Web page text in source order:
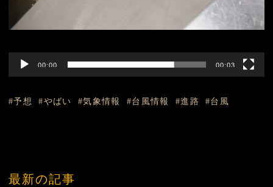
00:00 00:03
予想 やばい 気象情報 台風情報 進路 台風
最新の記事